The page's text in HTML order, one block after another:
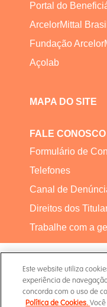
Portal do
ArcelorMittal Brasil
Fundação
Açolab
MAPA DO SITE
FALE CONOSCO
Formulário de
Telefones
Canal de
Direitos dos
Trabalhe com a
Este website utiliza
experiência de
concorda com o uso de
Política de Cookies.